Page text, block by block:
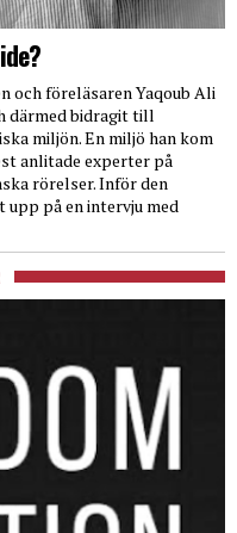
och föreläsaren Yaqoub Ali
därmed bidragit till
miljön. En miljö han kom
anlitade experter på
rörelser. Inför den
på en intervju med